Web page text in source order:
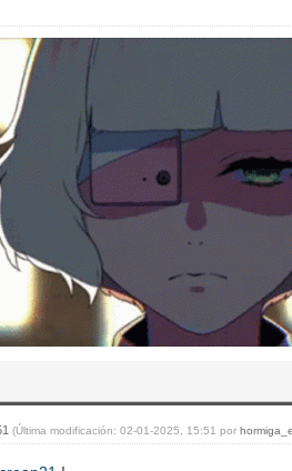
(Última modificación: 02-01-2025, 15:51 por